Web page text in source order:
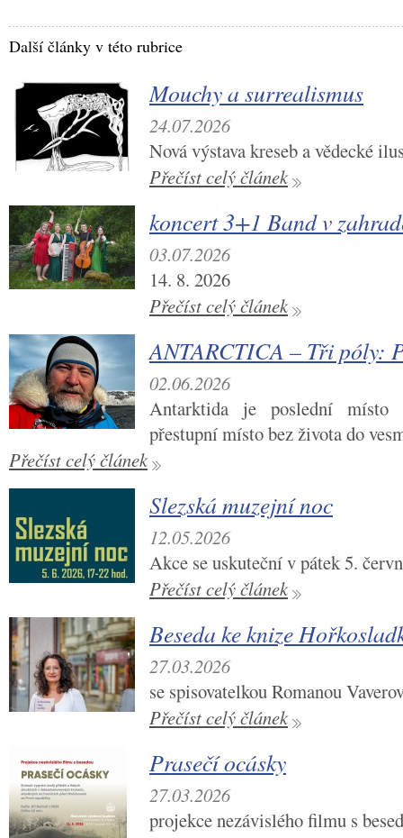
Další články v této rubrice
Mouchy a surrealismus
24.07.2026
Nová výstava kreseb a vědecké
Přečíst celý článek
koncert 3+1 Band v
03.07.2026
14. 8. 2026
Přečíst celý článek
ANTARCTICA – Tři póly:
02.06.2026
Antarktida je poslední místo
přestupní místo bez života do
Přečíst celý článek
Slezská muzejní noc
12.05.2026
Akce se uskuteční v pátek 5.
Přečíst celý článek
Beseda ke knize
27.03.2026
se spisovatelkou Romanou
Přečíst celý článek
Prasečí ocásky
27.03.2026
projekce nezávislého filmu s